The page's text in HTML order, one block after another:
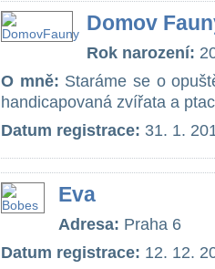
Domov
Rok narození:
O mně: Staráme se o
handicapovaná zvířata a
Datum registrace: 31. 1.
Eva
Adresa: Praha 6
Datum registrace: 12. 12.